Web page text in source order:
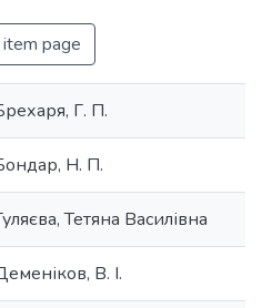
page
Г. П.
Н. П.
Тетяна Василівна
В. І.